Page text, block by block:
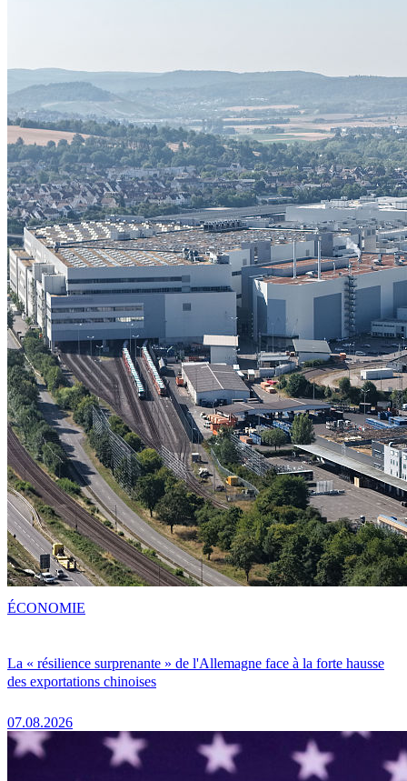
La « résilience surprenante » de l'Allemagne face à la forte hausse
des exportations chinoises
07.08.2026
ÉCONOMIE